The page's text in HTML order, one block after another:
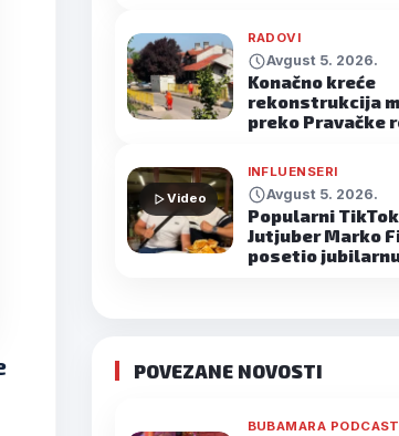
RADOVI
Avgust 5. 2026.
Konačno kreće
rekonstrukcija
preko Pravačke
Video
INFLUENSERI
Avgust 5. 2026.
Popularni
Jutjuber Marko
posetio
POVEZANE NOVOSTI
BUBAMARA PODCAST